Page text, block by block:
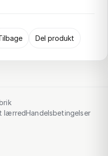
Del produkt
lærredHandelsbetingelser